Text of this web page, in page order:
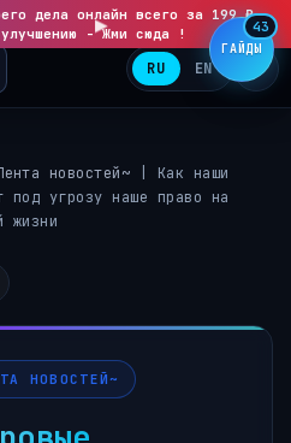
дела онлайн всего за 199 ₽
- Жми сюда !
▶
RU EN
новостей~
Как наши
под угрозу наше право на
жизни
НОВОСТЕЙ~
ГАЙДЫ
43